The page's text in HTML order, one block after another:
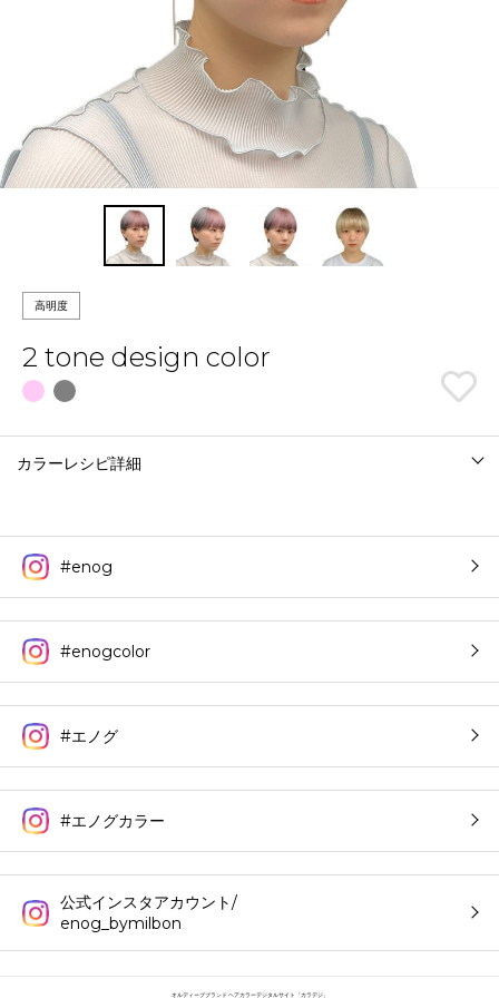
高明度
2 tone design color
カラーレシピ詳細
#enog
#enogcolor
#エノグ
#エノグカラー
公式インスタアカウント/
enog_bymilbon
オルディーブブランド ヘアカラーデジタルサイト「カラデジ」